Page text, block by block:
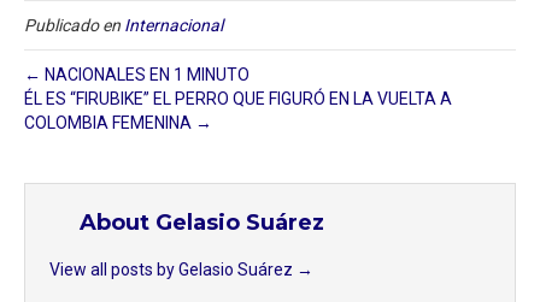
Publicado en Internacional
← NACIONALES EN 1 MINUTO
ÉL ES “FIRUBIKE” EL PERRO QUE FIGURÓ EN LA VUELTA A
COLOMBIA FEMENINA →
About Gelasio Suárez
View all posts by Gelasio Suárez →